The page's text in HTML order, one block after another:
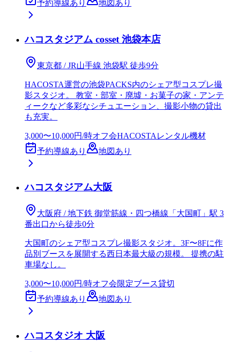
予約導線あり 地図あり
ハコスタジアム cosset 池袋本店
東京都 / JR山手線 池袋駅 徒歩9分
HACOSTA運営の池袋PACKS内のシェア型コスプレ撮
影スタジオ。 教室・部室・廃墟・お菓子の家・アンテ
ィークなど多彩なシチュエーション、撮影小物の貸出
も充実。
3,000〜10,000円/時オフ会HACOSTA レンタル機材
予約導線あり
地図あり
ハコスタジアム大阪
大阪府 / 地下鉄 御堂筋線・四つ橋線「大国町」駅 3
番出口から徒歩0分
大国町のシェア型コスプレ撮影スタジオ。3F〜8Fに作
品別ブースを展開する西日本最大級の規模。 提携の駐
車場なし。
3,000〜10,000円/時オフ会限定ブース貸切
予約導線あり
地図あり
ハコスタジオ 大阪